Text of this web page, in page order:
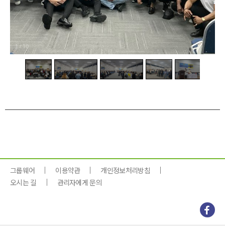
1 / 10
그룹웨어 이용약관
개인정보처리방침
오시는 길
관리자에게 문의